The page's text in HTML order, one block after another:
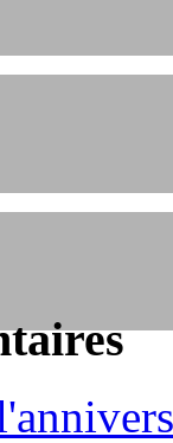
nos actions
à
au lancement de